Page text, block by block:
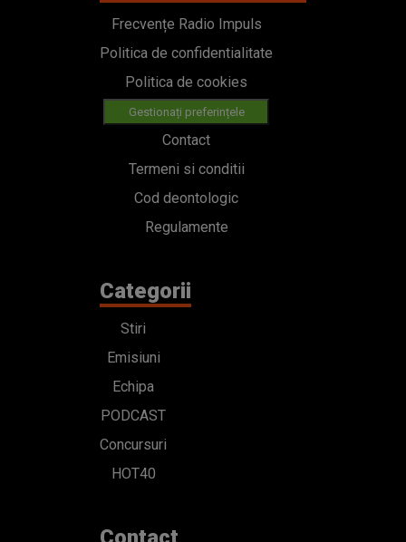
Frecvențe Radio Impuls
Politica de confidentialitate
Politica de cookies
Gestionați preferințele
Contact
Termeni si conditii
Cod deontologic
Regulamente
Categorii
Stiri
Emisiuni
Echipa
PODCAST
Concursuri
HOT40